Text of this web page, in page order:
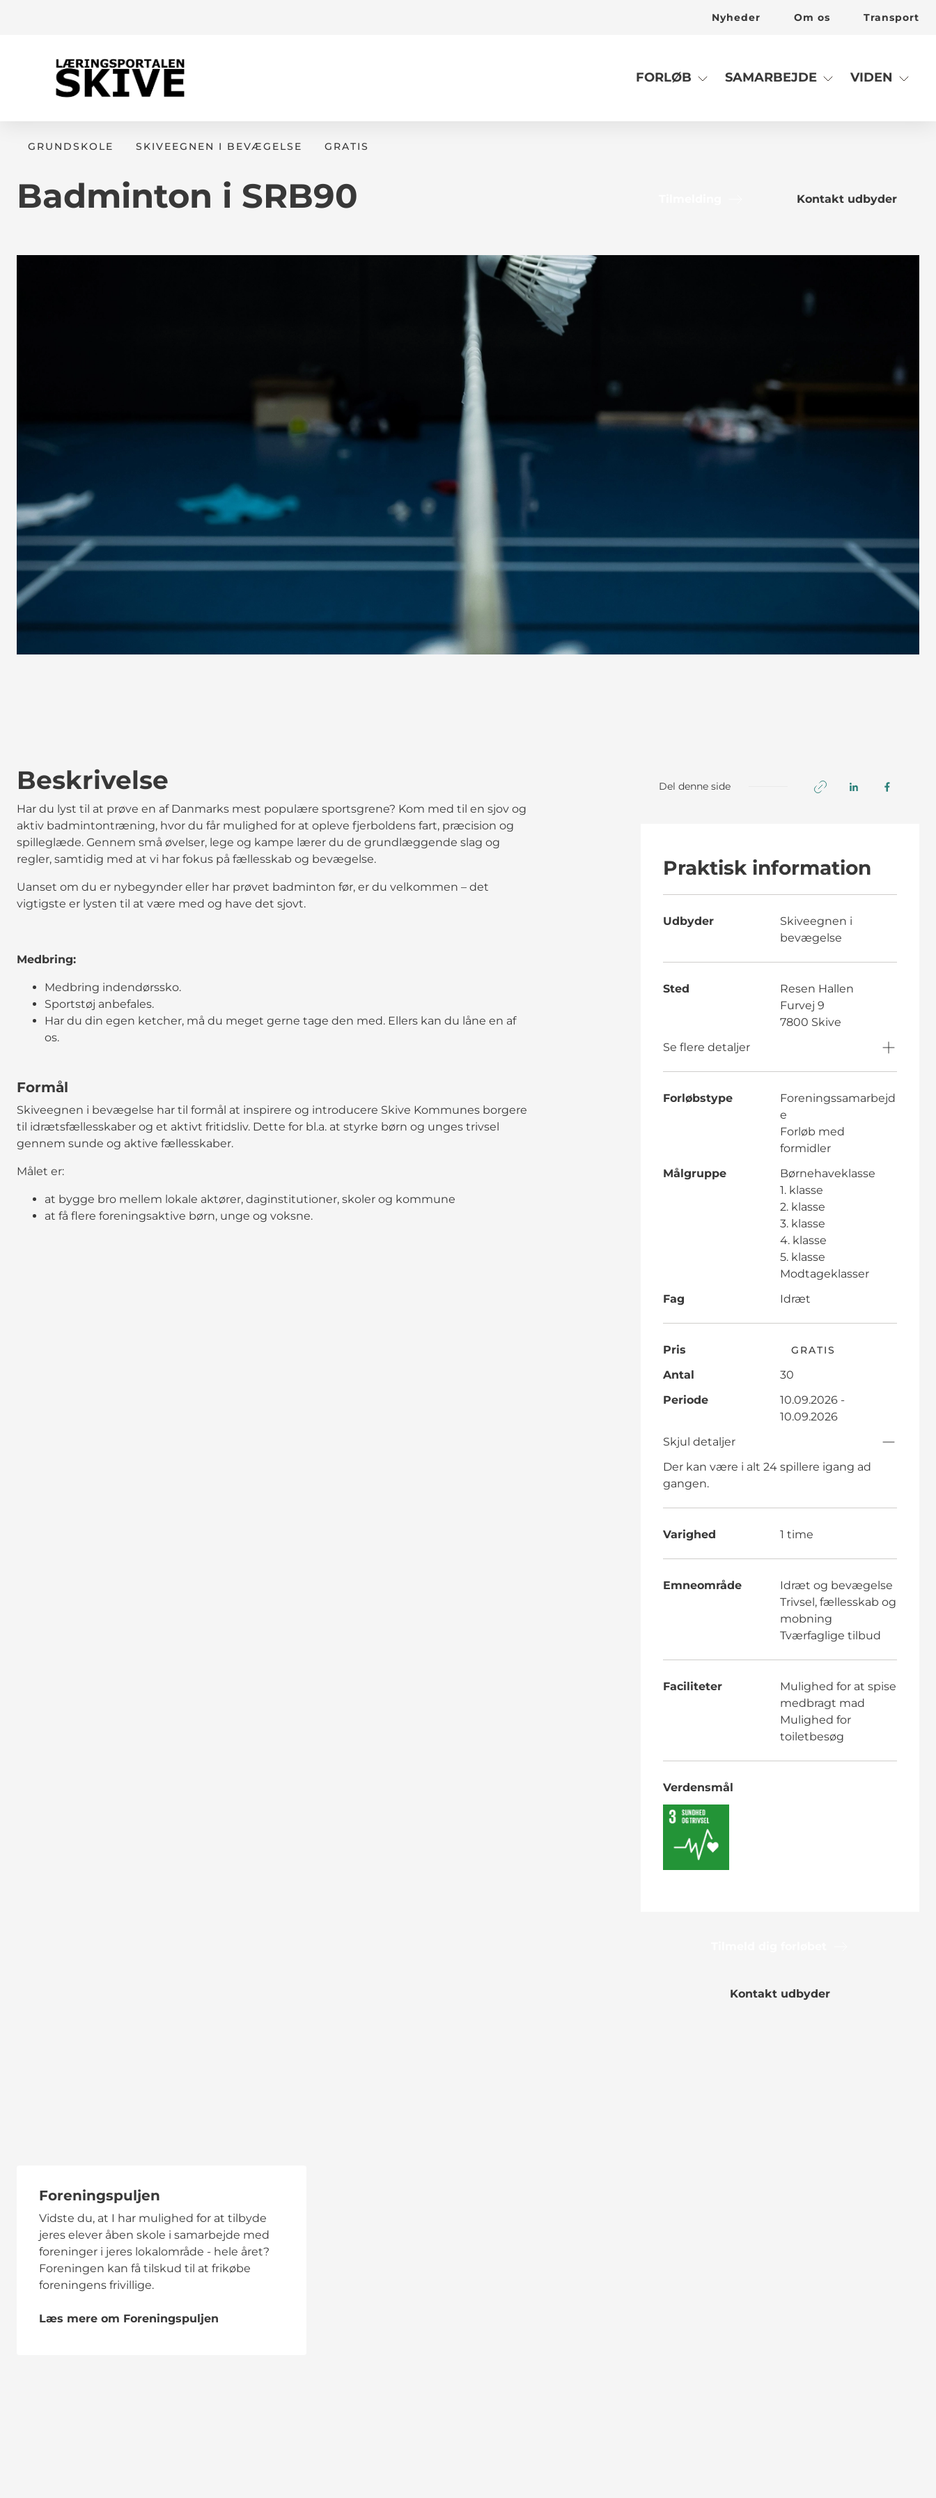
Nyheder Om os Transport
FORLØB SAMARBEJDE VIDEN
GRUNDSKOLE SKIVEEGNEN I BEVÆGELSE GRATIS
Badminton i SRB90 Kontakt udbyder
Beskrivelse
Har du lyst til at prøve en af Danmarks mest populære sportsgrene? Kom med til en sjov og
aktiv badmintontræning, hvor du får mulighed for at opleve fjerboldens fart, præcision og
spilleglæde. Gennem små øvelser, lege og kampe lærer du de grundlæggende slag og
regler, samtidig med at vi har fokus på fællesskab og bevægelse.
Uanset om du er nybegynder eller har prøvet badminton før, er du velkommen – det
vigtigste er lysten til at være med og have det sjovt.
Medbring:
Medbring indendørssko.
Sportstøj anbefales.
Har du din egen ketcher, må du meget gerne tage den med. Ellers kan du låne en af
os.
Formål
Skiveegnen i bevægelse har til formål at inspirere og introducere Skive Kommunes borgere
til idrætsfællesskaber og et aktivt fritidsliv. Dette for bl.a. at styrke børn og unges trivsel
gennem sunde og aktive fællesskaber.
Målet er:
at bygge bro mellem lokale aktører, daginstitutioner, skoler og kommune
at få flere foreningsaktive børn, unge og voksne.
Del denne side
Praktisk information
Udbyder
Skiveegnen i
bevægelse
Sted
Resen Hallen
Furvej 9
7800 Skive
Se flere detaljer
Forløbstype
Foreningssamarbejd
e
Forløb med
formidler
Målgruppe
Børnehaveklasse
1. klasse
2. klasse
3. klasse
4. klasse
5. klasse
Modtageklasser
Fag
Idræt
Pris GRATIS
Antal
30
Periode
10.09.2026 -
10.09.2026
Skjul detaljer
Der kan være i alt 24 spillere igang ad
gangen.
Varighed 1 time
Emneområde
Idræt og bevægelse
Trivsel, fællesskab og
mobning
Tværfaglige tilbud
Faciliteter
Mulighed for at spise
medbragt mad
Mulighed for
toiletbesøg
Verdensmål
Kontakt udbyder
Foreningspuljen
Vidste du, at I har mulighed for at tilbyde
jeres elever åben skole i samarbejde med
foreninger i jeres lokalområde - hele året?
Foreningen kan få tilskud til at frikøbe
foreningens frivillige.
Læs mere om Foreningspuljen